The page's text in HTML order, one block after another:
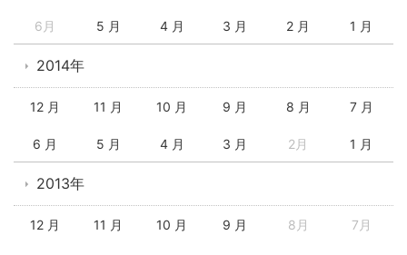
6月 5 月 4 月 3 月 2 月 1 月
2014年
12 月 11 月 10 月 9 月 8 月 7 月
6 月 5 月 4 月 3 月 2月 1 月
2013年
12 月 11 月 10 月 9 月 8月 7月